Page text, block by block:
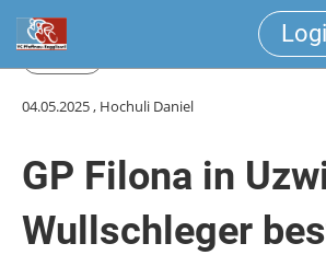
04.05.2025, Hochuli Daniel
GP Filona in
Wullschleger